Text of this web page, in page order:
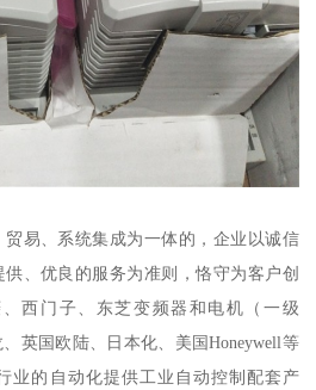
易、系统集成为一体的，企业以诚信
、优良的服务为准则，恪守为客户创
西门子、东芝变频器和电机（一级
英国欧陆、日本化、美国Honeywell等
业的自动化提供工业自动控制配套产